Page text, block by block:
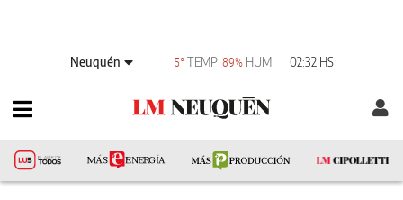
Neuquén 5° TEMP 89% HUM 02:32 HS